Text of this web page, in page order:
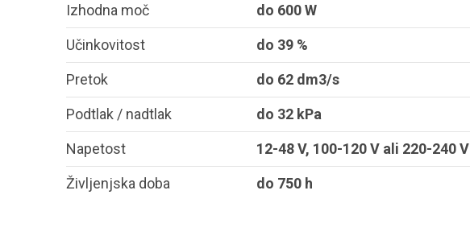
Izhodna moč do 600 W
Učinkovitost do 39 %
Pretok do 62 dm3/s
Podtlak / nadtlak do 32 kPa
Napetost 12-48 V, 100-120 V ali 220-240 V
Življenjska doba do 750 h